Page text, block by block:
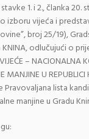
1. i 2., članka 20.
izboru vijeća i
broj 25/19),
odlučujući o
– NACIONALNA
MANJINE U
lista
manjine u Gradu